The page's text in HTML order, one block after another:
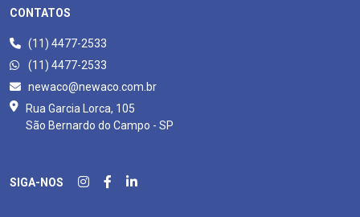
CONTATOS
(11) 4477-2533
(11) 4477-2533
newaco@newaco.com.br
Rua Garcia Lorca, 105
São Bernardo do Campo - SP
SIGA-NOS